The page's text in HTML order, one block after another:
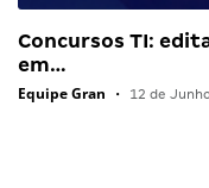
Concursos TI:
em…
Equipe Gran • 12 de